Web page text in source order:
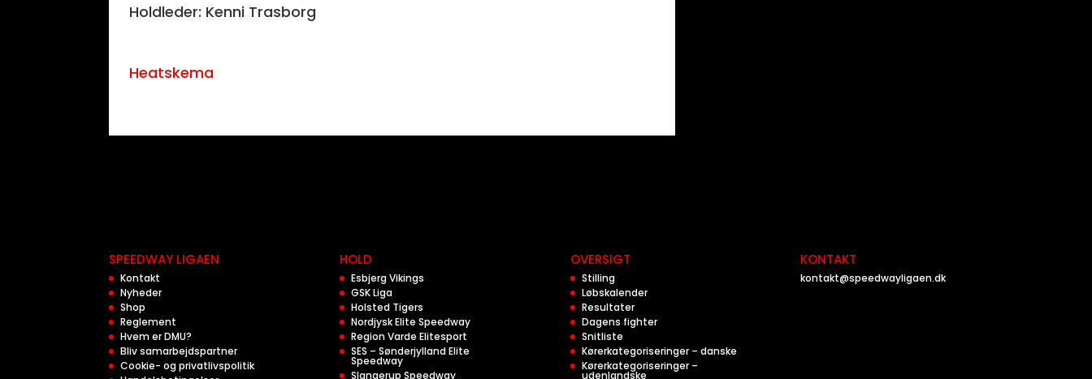
Holdleder: Kenni Trasborg
Heatskema
SPEEDWAY LIGAEN
Kontakt
Nyheder
Shop
Reglement
Hvem er DMU?
Bliv samarbejdspartner
Cookie- og privatlivspolitik
HOLD
Esbjerg Vikings
GSK Liga
Holsted Tigers
Nordjysk Elite Speedway
Region Varde Elitesport
SES – Sønderjylland Elite
Speedway
Slangerup Speedway
OVERSIGT
Stilling
Løbskalender
Resultater
Dagens fighter
Snitliste
Kørerkategoriseringer – danske
Kørerkategoriseringer –
udenlandske
KONTAKT
kontakt@speedwayligaen.dk